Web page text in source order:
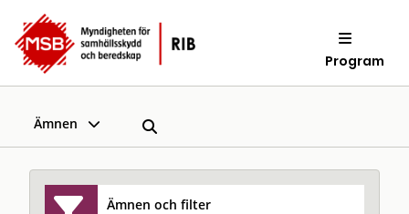
Program
Ämnen
Ämnen och filter